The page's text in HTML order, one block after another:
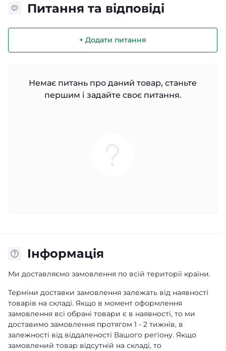
Питання та відповіді
+ Додати питання
Немає питань про даний товар, станьте
першим і задайте своє питання.
Iнформація
Ми доставляємо замовлення по всій території країни.
Терміни доставки замовлення залежать від наявності
товарів на складі. Якщо в момент оформлення
замовлення всі обрані товари є в наявності, то ми
доставимо замовлення протягом 1 - 2 тижнів, в
залежності від віддаленості Вашого регіону. Якщо
замовлений товар відсутній на складі, то